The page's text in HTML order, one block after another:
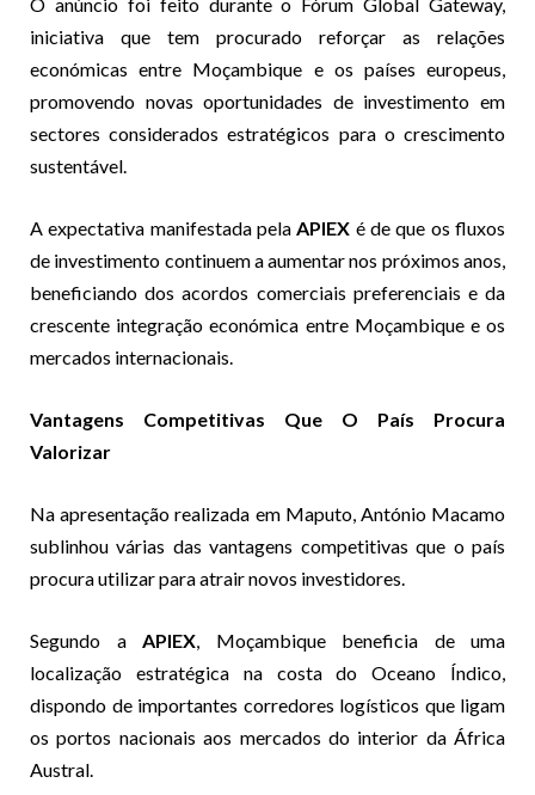
iniciativa que tem procurado reforçar as relações
económicas entre Moçambique e os países europeus,
promovendo novas oportunidades de investimento em
sectores considerados estratégicos para o crescimento
sustentável.
A expectativa manifestada pela APIEX é de que os fluxos
de investimento continuem a aumentar nos próximos anos,
beneficiando dos acordos comerciais preferenciais e da
crescente integração económica entre Moçambique e os
mercados internacionais.
Vantagens Competitivas Que O País Procura
Valorizar
Na apresentação realizada em Maputo, António Macamo
sublinhou várias das vantagens competitivas que o país
procura utilizar para atrair novos investidores.
Segundo a APIEX , Moçambique beneficia de uma
localização estratégica na costa do Oceano Índico,
dispondo de importantes corredores logísticos que ligam
os portos nacionais aos mercados do interior da África
Austral.